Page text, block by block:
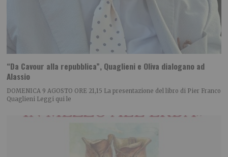
“Da Cavour alla repubblica”, Quaglieni e Oliva dialogano ad
Alassio
DOMENICA 9 AGOSTO ORE 21,15 La presentazione del libro di Pier Franco
Quaglieni Leggi qui le